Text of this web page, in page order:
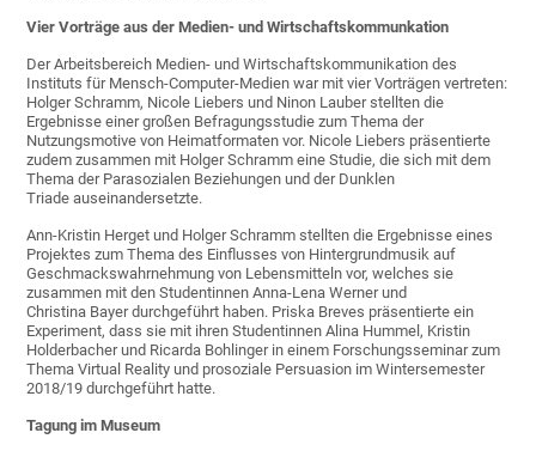
Vier Vorträge aus der Medien- und Wirtschaftskommunkation
Der Arbeitsbereich Medien- und Wirtschaftskommunikation des
Instituts für Mensch-Computer-Medien war mit vier Vorträgen vertreten:
Holger Schramm, Nicole Liebers und Ninon Lauber stellten die
Ergebnisse einer großen Befragungsstudie zum Thema der
Nutzungsmotive von Heimatformaten vor. Nicole Liebers präsentierte
zudem zusammen mit Holger Schramm eine Studie, die sich mit dem
Thema der Parasozialen Beziehungen und der Dunklen
Triade auseinandersetzte.
Ann-Kristin Herget und Holger Schramm stellten die Ergebnisse eines
Projektes zum Thema des Einflusses von Hintergrundmusik auf
Geschmackswahrnehmung von Lebensmitteln vor, welches sie
zusammen mit den Studentinnen Anna-Lena Werner und
Christina Bayer durchgeführt haben. Priska Breves präsentierte ein
Experiment, dass sie mit ihren Studentinnen Alina Hummel, Kristin
Holderbacher und Ricarda Bohlinger in einem Forschungsseminar zum
Thema Virtual Reality und prosoziale Persuasion im Wintersemester
2018/19 durchgeführt hatte.
Tagung im Museum